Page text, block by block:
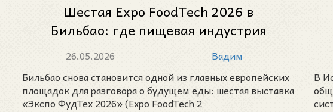
Шестая Expo FoodTech 2026 в
Бильбао: где пищевая индустрия
встречается с искусственным
интеллектом, роботами и новым
упаковочным будущим
26.05.2026
Вадим
Бильбао снова становится одной из главных европейских
площадок для разговора о будущем еды: шестая выставка
«Экспо ФудТех 2026» (Expo FoodTech 2
В